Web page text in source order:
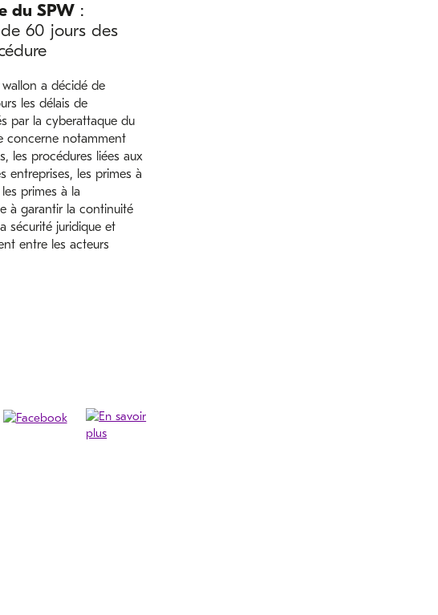
du SPW:
60 jours des
a décidé de
les délais de
par la cyberattaque du
concerne notamment
les procédures liées aux
entreprises, les primes à
les primes à la
à garantir la continuité
sécurité juridique et
entre les acteurs